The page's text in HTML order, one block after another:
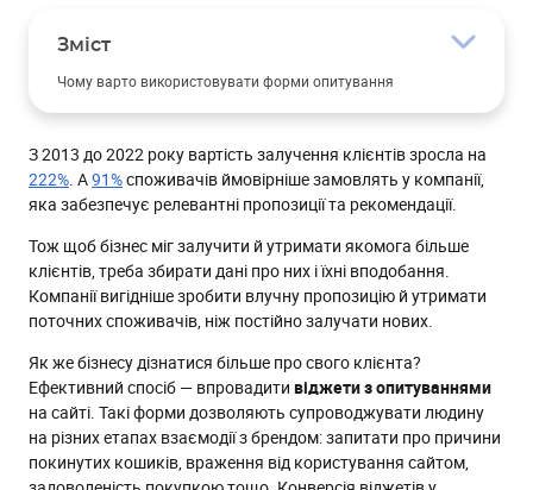
Зміст
Чому варто використовувати форми опитування
Оптимізація Customer Journey за допомогою форм
Ідеї опитувань для сегментів аудиторії відповідно до етапів
Customer Journey
Дозбирайте контактні дані
Запитайте про вподобання
Дізнайтеся, звідки відвідувач прийшов на сайт
Відвідувач проглядає категорію товарів
Відвідувач порівнює пропозиції
Відвідувач хоче покинути сайт
З 2013 до 2022 року вартість залучення клієнтів зросла на
222%. А91%споживачів ймовірніше замовлять у компанії,
яка забезпечує релевантні пропозиції та рекомендації.
Тож щоб бізнес міг залучити й утримати якомога більше
клієнтів, треба збирати дані про них і їхні вподобання.
Компанії вигідніше зробити влучну пропозицію й утримати
поточних споживачів, ніж постійно залучати нових.
Як же бізнесу дізнатися більше про свого клієнта?
Ефективний спосіб — впровадити віджети з опитуваннями
на сайті. Такі форми дозволяють супроводжувати людину
на різних етапах взаємодії з брендом: запитати про причини
покинутих кошиків, враження від користування сайтом,